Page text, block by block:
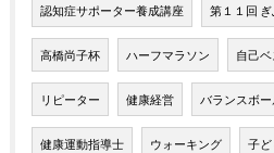
認知症サポーター養成講座 第１１回
高橋尚子杯 ハーフマラソン 自己ベ
リピーター 健康経営 バランスボ
健康運動指導士 ウォーキング 子